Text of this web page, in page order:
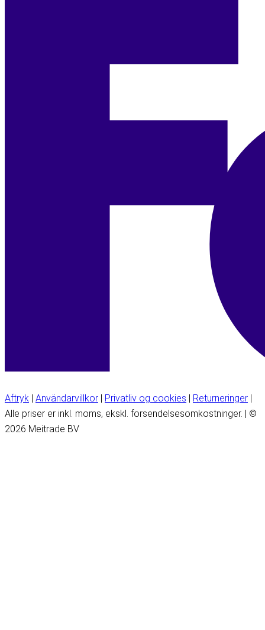
Aftryk | Användarvillkor | Privatliv og cookies | Returneringer |
Alle priser er inkl. moms, ekskl. forsendelsesomkostninger. | ©
2026 Meitrade BV